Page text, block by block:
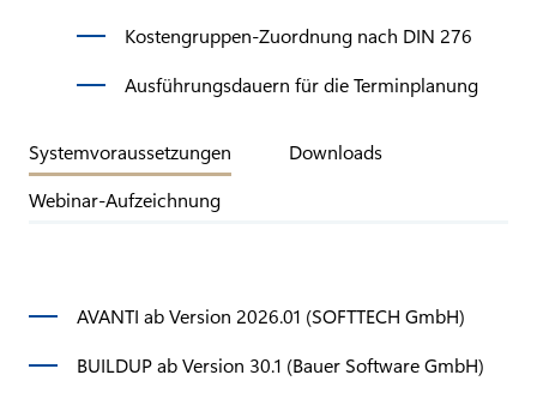
Kostengruppen-Zuordnung nach DIN 276
Ausführungsdauern für die Terminplanung
Systemvoraussetzungen
Downloads
Webinar-Aufzeichnung
AVANTI ab Version 2026.01 (SOFTTECH GmbH)
BUILDUP ab Version 30.1 (Bauer Software GmbH)